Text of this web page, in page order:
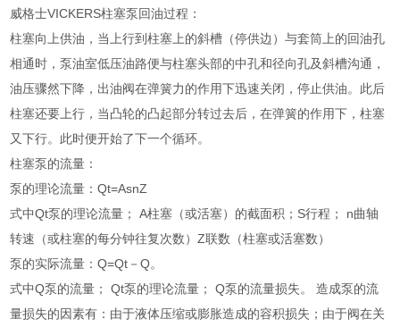
威格士VICKERS柱塞泵回油过程：
柱塞向上供油，当上行到柱塞上的斜槽（停供边）与套筒上的回油孔
相通时，泵油室低压油路便与柱塞头部的中孔和径向孔及斜槽沟通，
油压骤然下降，出油阀在弹簧力的作用下迅速关闭，停止供油。此后
柱塞还要上行，当凸轮的凸起部分转过去后，在弹簧的作用下，柱塞
又下行。此时便开始了下一个循环。
柱塞泵的流量：
泵的理论流量：Qt=AsnZ
式中Qt泵的理论流量； A柱塞（或活塞）的截面积；S行程； n曲轴
转速（或柱塞的每分钟往复次数）Z联数（柱塞或活塞数）
泵的实际流量：Q=Qt－Q。
式中Q泵的流量； Qt泵的理论流量； Q泵的流量损失。 造成泵的流
量损失的因素有：由于液体压缩或膨胀造成的容积损失；由于阀在关